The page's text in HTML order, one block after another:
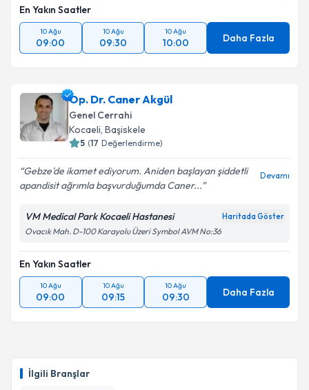
İlgili Branşlar
En Yakın Saatler
10 Ağu
09:00
10 Ağu
09:30
10 Ağu
10:00 Daha Fazla
Op. Dr. Caner Akgül
Genel Cerrahi
Kocaeli, Başiskele
5 (17 Değerlendirme)
Gebze'de ikamet ediyorum. Aniden başlayan şiddetli
apandisit ağrımla başvurduğumda Caner...
Devamı
VM Medical Park Kocaeli Hastanesi Haritada Göster
Ovacık Mah. D-100 Karayolu Üzeri Symbol AVM No:36
En Yakın Saatler
10 Ağu
09:00
10 Ağu
09:15
10 Ağu
09:30 Daha Fazla